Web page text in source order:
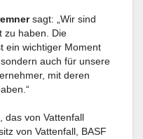
sagt: „Wir sind
zu haben. Die
ein wichtiger Moment
auch für unsere
mit deren
das von Vattenfall
von Vattenfall, BASF